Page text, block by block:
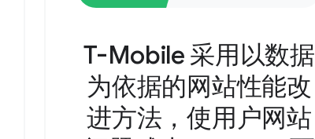
T-Mobile 采用以数据
为依据的网站性能改
进方法，使用户网站